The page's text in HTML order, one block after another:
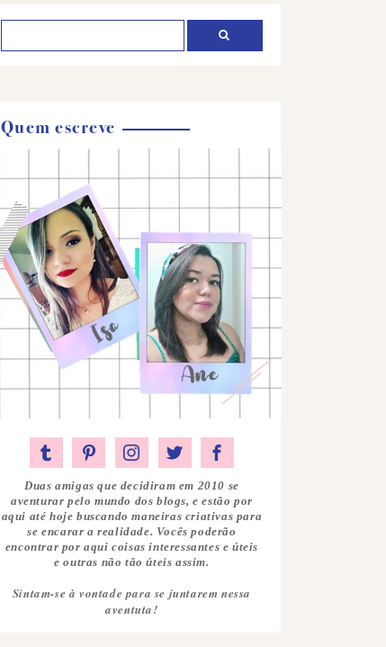
Quem escreve
Duas amigas que decidiram em 2010 se
aventurar pelo mundo dos blogs, e estão por
aqui até hoje buscando maneiras criativas para
se encarar a realidade. Vocês poderão
encontrar por aqui coisas interessantes e úteis
e outras não tão úteis assim.
Sintam-se à vontade para se juntarem nessa
aventuta!